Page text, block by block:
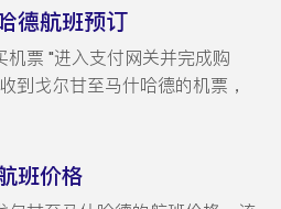
德航班预订
机票 "进入支付网关并完成购
到戈尔甘至马什哈德的机票，
班价格